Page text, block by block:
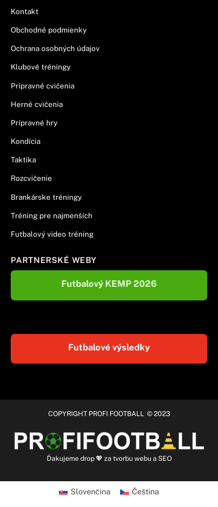
Kontakt
Obchodné podmienky
Ochrana osobných údajov
Klubové tréningy
Prípravné cvičenia
Herné cvičenia
Prípravné hry
Kondícia
Taktika
Rozcvičenie
Brankárske tréningy
Tréning pre najmenších
Futbalový video tréning
PARTNERSKÉ WEBY
Futbalový KEMP 2026
Futbalové výsledky
COPYRIGHT PROFI FOOTBALL © 2023
Ďakujemedrop💖 za tvorbu webu a SEO
Slovenčina Čeština